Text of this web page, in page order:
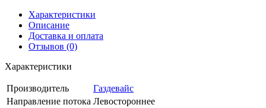
Характеристики
Описание
Доставка и оплата
Отзывов (0)
Характеристики
Производитель
Газдевайс
Направление потока Левостороннее